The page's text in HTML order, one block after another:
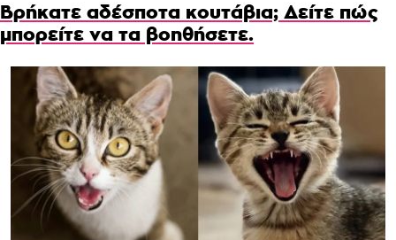
Βρήκατε αδέσποτα κουτάβια; Δείτε πώς
μπορείτε να τα βοηθήσετε.